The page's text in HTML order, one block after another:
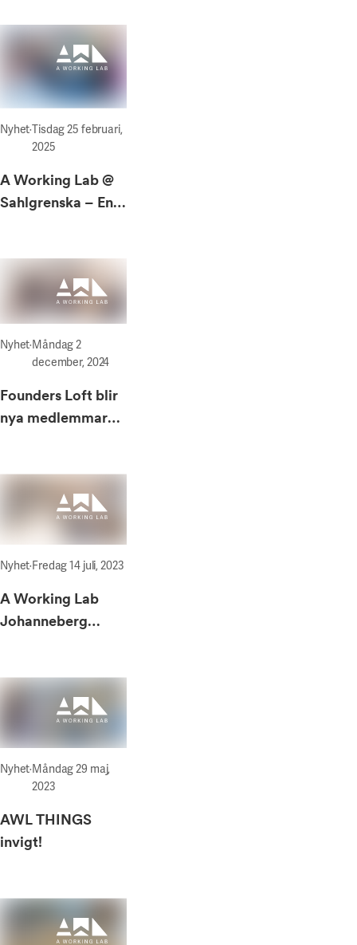
Nyhet·Tisdag 25 februari,
2025
A Working Lab @
Sahlgrenska – En
kreativa möten
Nyhet·Måndag 2
december, 2024
Founders Loft blir
nya medlemmar
Nyhet·Fredag 14 juli, 2023
A Working Lab
Johanneberg
Nyhet·Måndag 29 maj,
2023
AWL THINGS
invigt!